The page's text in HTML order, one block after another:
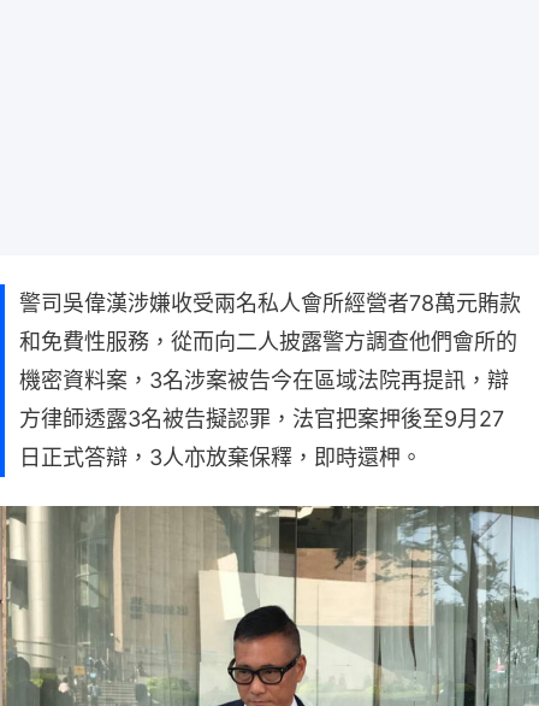
警司吳偉漢涉嫌收受兩名私人會所經營者78萬元賄款
和免費性服務，從而向二人披露警方調查他們會所的
機密資料案，3名涉案被告今在區域法院再提訊，辯
方律師透露3名被告擬認罪，法官把案押後至9月27
日正式答辯，3人亦放棄保釋，即時還柙。